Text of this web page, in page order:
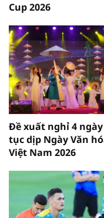
Cup 2026
Đề xuất nghỉ 4
tục dịp Ngày Văn
Việt Nam 2026